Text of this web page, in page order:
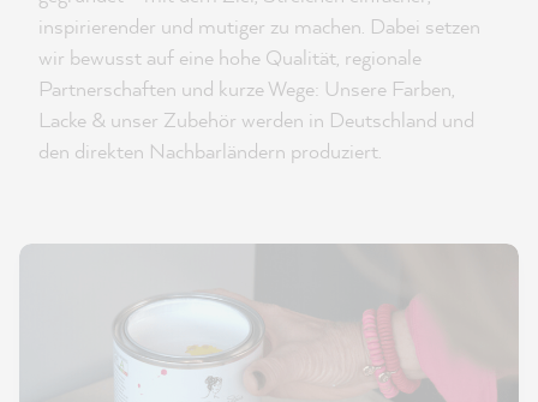
inspirierender und mutiger zu machen. Dabei setzen
wir bewusst auf eine hohe Qualität, regionale
Partnerschaften und kurze Wege: Unsere Farben,
Lacke & unser Zubehör werden in Deutschland und
den direkten Nachbarländern produziert.